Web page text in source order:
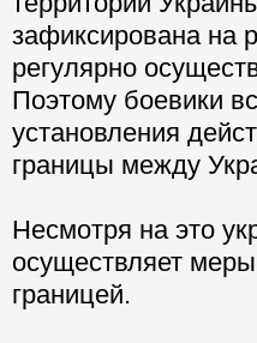
зафиксирована на
регулярно
Поэтому боевики
установления
границы между
Несмотря на это
осуществляет
границей.